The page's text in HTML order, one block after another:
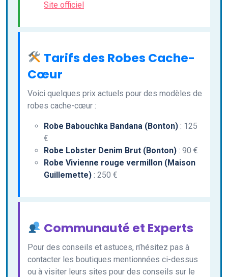
Site officiel
Tarifs des Robes Cache-
Cœur
Voici quelques prix actuels pour des modèles de
robes cache-cœur :
Robe Babouchka Bandana (Bonton) : 125
€
Robe Lobster Denim Brut (Bonton) : 90 €
Robe Vivienne rouge vermillon (Maison
Guillemette) : 250 €
Communauté et Experts
Pour des conseils et astuces, n’hésitez pas à
contacter les boutiques mentionnées ci-dessus
ou à visiter leurs sites pour des conseils sur le